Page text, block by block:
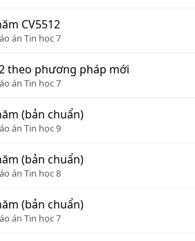
CV5512
án Tin học 7
theo phương pháp mới
án Tin học 7
(bản chuẩn)
án Tin học 9
(bản chuẩn)
án Tin học 8
(bản chuẩn)
án Tin học 7